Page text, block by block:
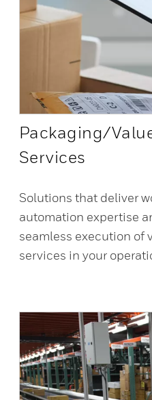
Packaging/
Services
Solutions that deliver
automation expertise
seamless execution of
services in your